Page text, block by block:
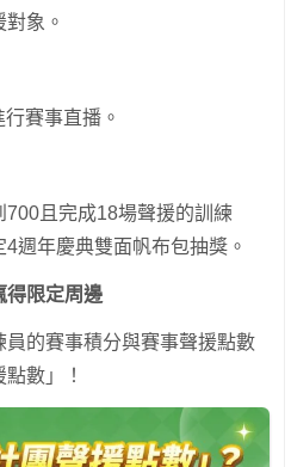
象。
賽事直播。
且完成18場聲援的訓練
週年慶典雙面帆布包抽獎。
得限定周邊
的賽事積分與賽事聲援點數
數」！